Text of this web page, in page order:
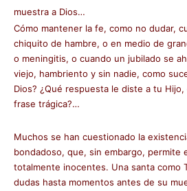
muestra a Dios…
Cómo mantener la fe, como no dudar,
chiquito de hambre, o en medio de
o meningitis, o cuando un jubilado se
viejo, hambriento y sin nadie, como
Dios? ¿Qué respuesta le diste a tu
frase trágica?…
Muchos se han cuestionado la
bondadoso, que, sin embargo, permite
totalmente inocentes. Una santa como
dudas hasta momentos antes de su